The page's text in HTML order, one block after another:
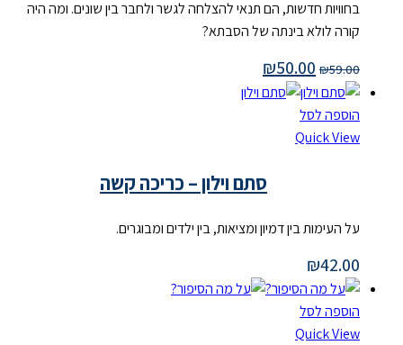
בחוויות חדשות, הם תנאי להצלחה לגשר ולחבר בין שונים. ומה היה
קורה לולא בינתה של הסבתא?
₪59.00
₪50.00
הוספה לסל
Quick View
סתם וילון – כריכה קשה
על העימות בין דמיון ומציאות, בין ילדים ומבוגרים.
₪42.00
הוספה לסל
Quick View